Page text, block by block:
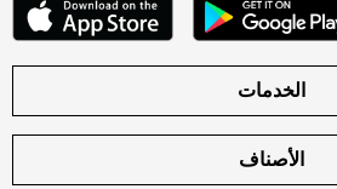
الخدمات
الأصناف